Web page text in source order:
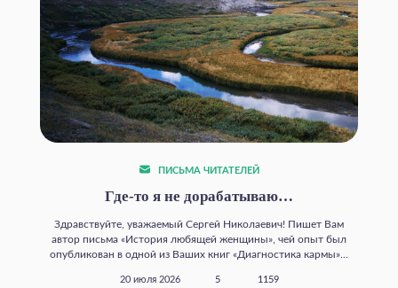
ПИСЬМА ЧИТАТЕЛЕЙ
Где‑то я не дорабатываю…
Здравствуйте, уважаемый Сергей Николаевич! Пишет Вам
автор письма «История любящей женщины», чей опыт был
опубликован в одной из Ваших книг «Диагностика кармы»...
20 июля 2026 5 1159